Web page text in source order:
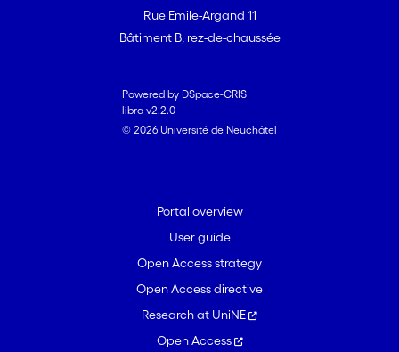
Rue Emile-Argand 11
Bâtiment B, rez-de-chaussée
Powered by DSpace-CRIS
libra v2.2.0
© 2026 Université de Neuchâtel
Portal overview
User guide
Open Access strategy
Open Access directive
Research at UniNE
Open Access